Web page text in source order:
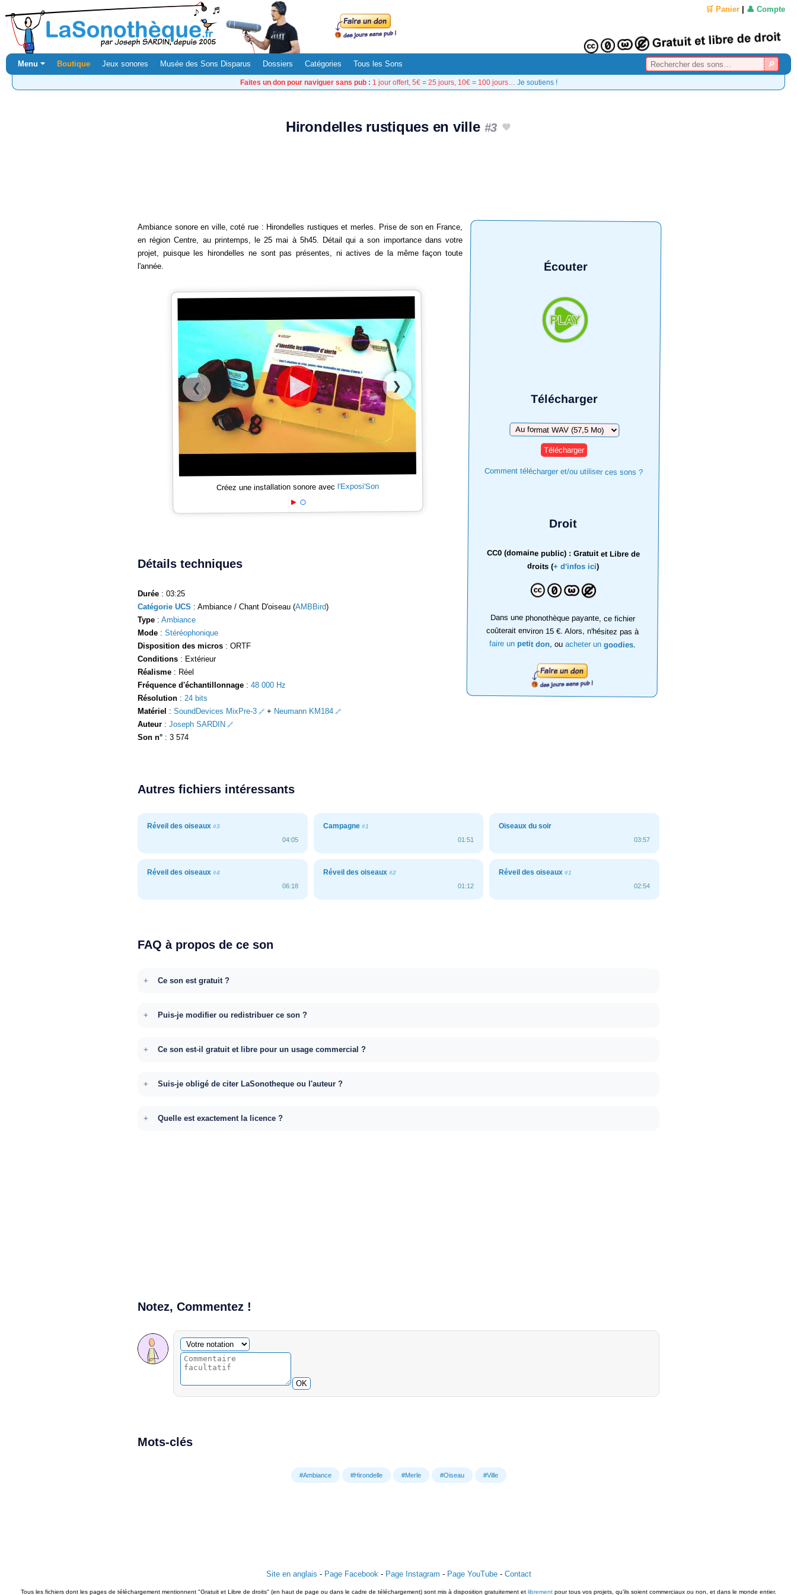
🛒 Panier 👤 Compte
Menu ⏷ Boutique Jeux sonores Musée des Sons Disparus Dossiers Catégories Tous les Sons
Faites un don pour naviguer sans pub : 1 jour offert, 5€ = 25 jours, 10€ = 100 jours… Je soutiens !
Hirondelles rustiques en ville #3
Écouter
Télécharger
Télécharger
Comment télécharger et/ou utiliser ces sons ?
Droit
CC0 (domaine public) : Gratuit et Libre de
droits (+ d'infos ici)
Dans une phonothèque payante, ce fichier
coûterait environ 15 €. Alors, n'hésitez pas à
faire un petit don, ou acheter un goodies.
Ambiance sonore en ville, coté rue : Hirondelles rustiques et merles. Prise de son en France,
en région Centre, au printemps, le 25 mai à 5h45. Détail qui a son importance dans votre
projet, puisque les hirondelles ne sont pas présentes, ni actives de la même façon toute
l'année.
❮ ❯
Créez une installation sonore avecl'Exposi'Son
Détails techniques
Durée : 03:25
Catégorie UCS : Ambiance / Chant D'oiseau (AMBBird)
Type : Ambiance
Mode : Stéréophonique
Disposition des micros : ORTF
Conditions : Extérieur
Réalisme : Réel
Fréquence d'échantillonnage : 48 000 Hz
Résolution : 24 bits
Matériel : SoundDevices MixPre-3 + Neumann KM184
Auteur : Joseph SARDIN
Son n° : 3 574
Autres fichiers intéressants
Réveil des oiseaux #3
04:05
Campagne #1
01:51
Oiseaux du soir
03:57
Réveil des oiseaux #4
06:18
Réveil des oiseaux #2
01:12
Réveil des oiseaux#1
02:54
FAQ à propos de ce son
Ce son est gratuit ?
Puis-je modifier ou redistribuer ce son ?
Ce son est-il gratuit et libre pour un usage commercial ?
Suis-je obligé de citer LaSonotheque ou l'auteur ?
Quelle est exactement la licence ?
Notez, Commentez !
Commentaire facultatif
Votre notation
OK
Mots-clés
#Ambiance #Hirondelle #Merle #Oiseau #Ville
Site en anglais - Page Facebook - Page Instagram - Page YouTube- Contact
Tous les fichiers dont les pages de téléchargement mentionnent "Gratuit et Libre de droits" (en haut de page ou dans le cadre de téléchargement) sont mis à disposition gratuitement et librement pour tous vos projets, qu'ils soient commerciaux ou non, et dans le monde entier.